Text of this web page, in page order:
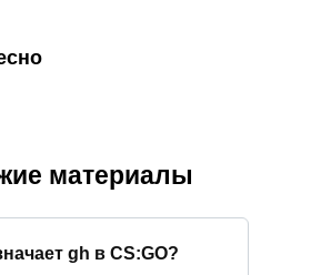
материалы
gh в CS:GO?